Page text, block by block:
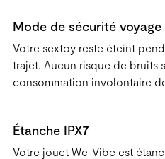
Mode de sécurité voyage
Votre sextoy reste éteint
trajet. Aucun risque de bruits
consommation involontaire
Étanche IPX7
Votre jouet We-Vibe est